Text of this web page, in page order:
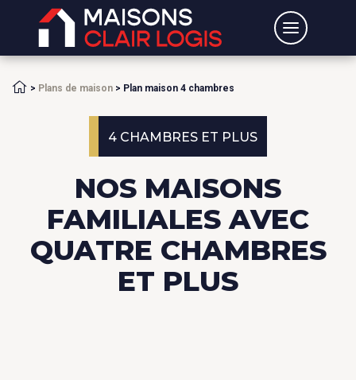
Accueil
> Plans de maison > Plan maison 4 chambres
4 CHAMBRES ET PLUS
NOS MAISONS
FAMILIALES AVEC
QUATRE CHAMBRES
ET PLUS